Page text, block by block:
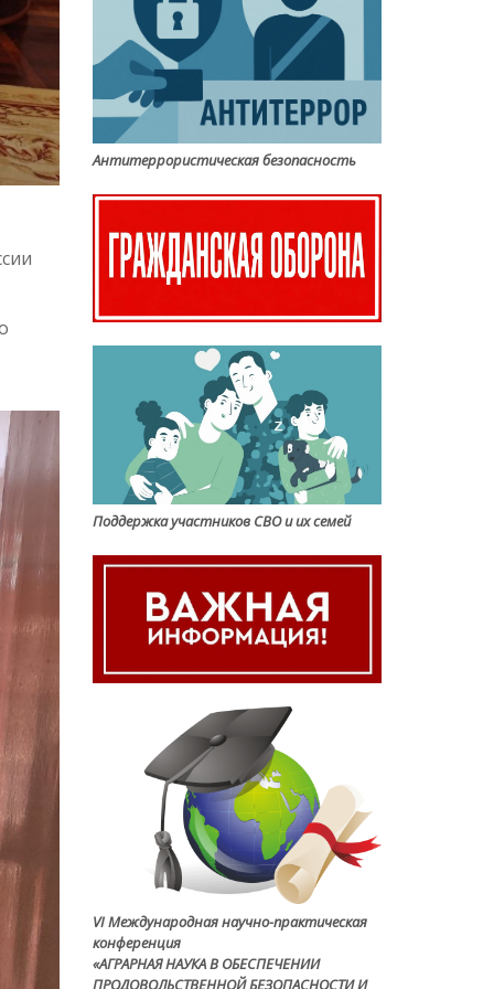
Антитеррористическая безопасность
Поддержка участников СВО и их семей
VI Международная научно-практическая
конференция
«АГРАРНАЯ НАУКА В ОБЕСПЕЧЕНИИ
ПРОДОВОЛЬСТВЕННОЙ БЕЗОПАСНОСТИ И